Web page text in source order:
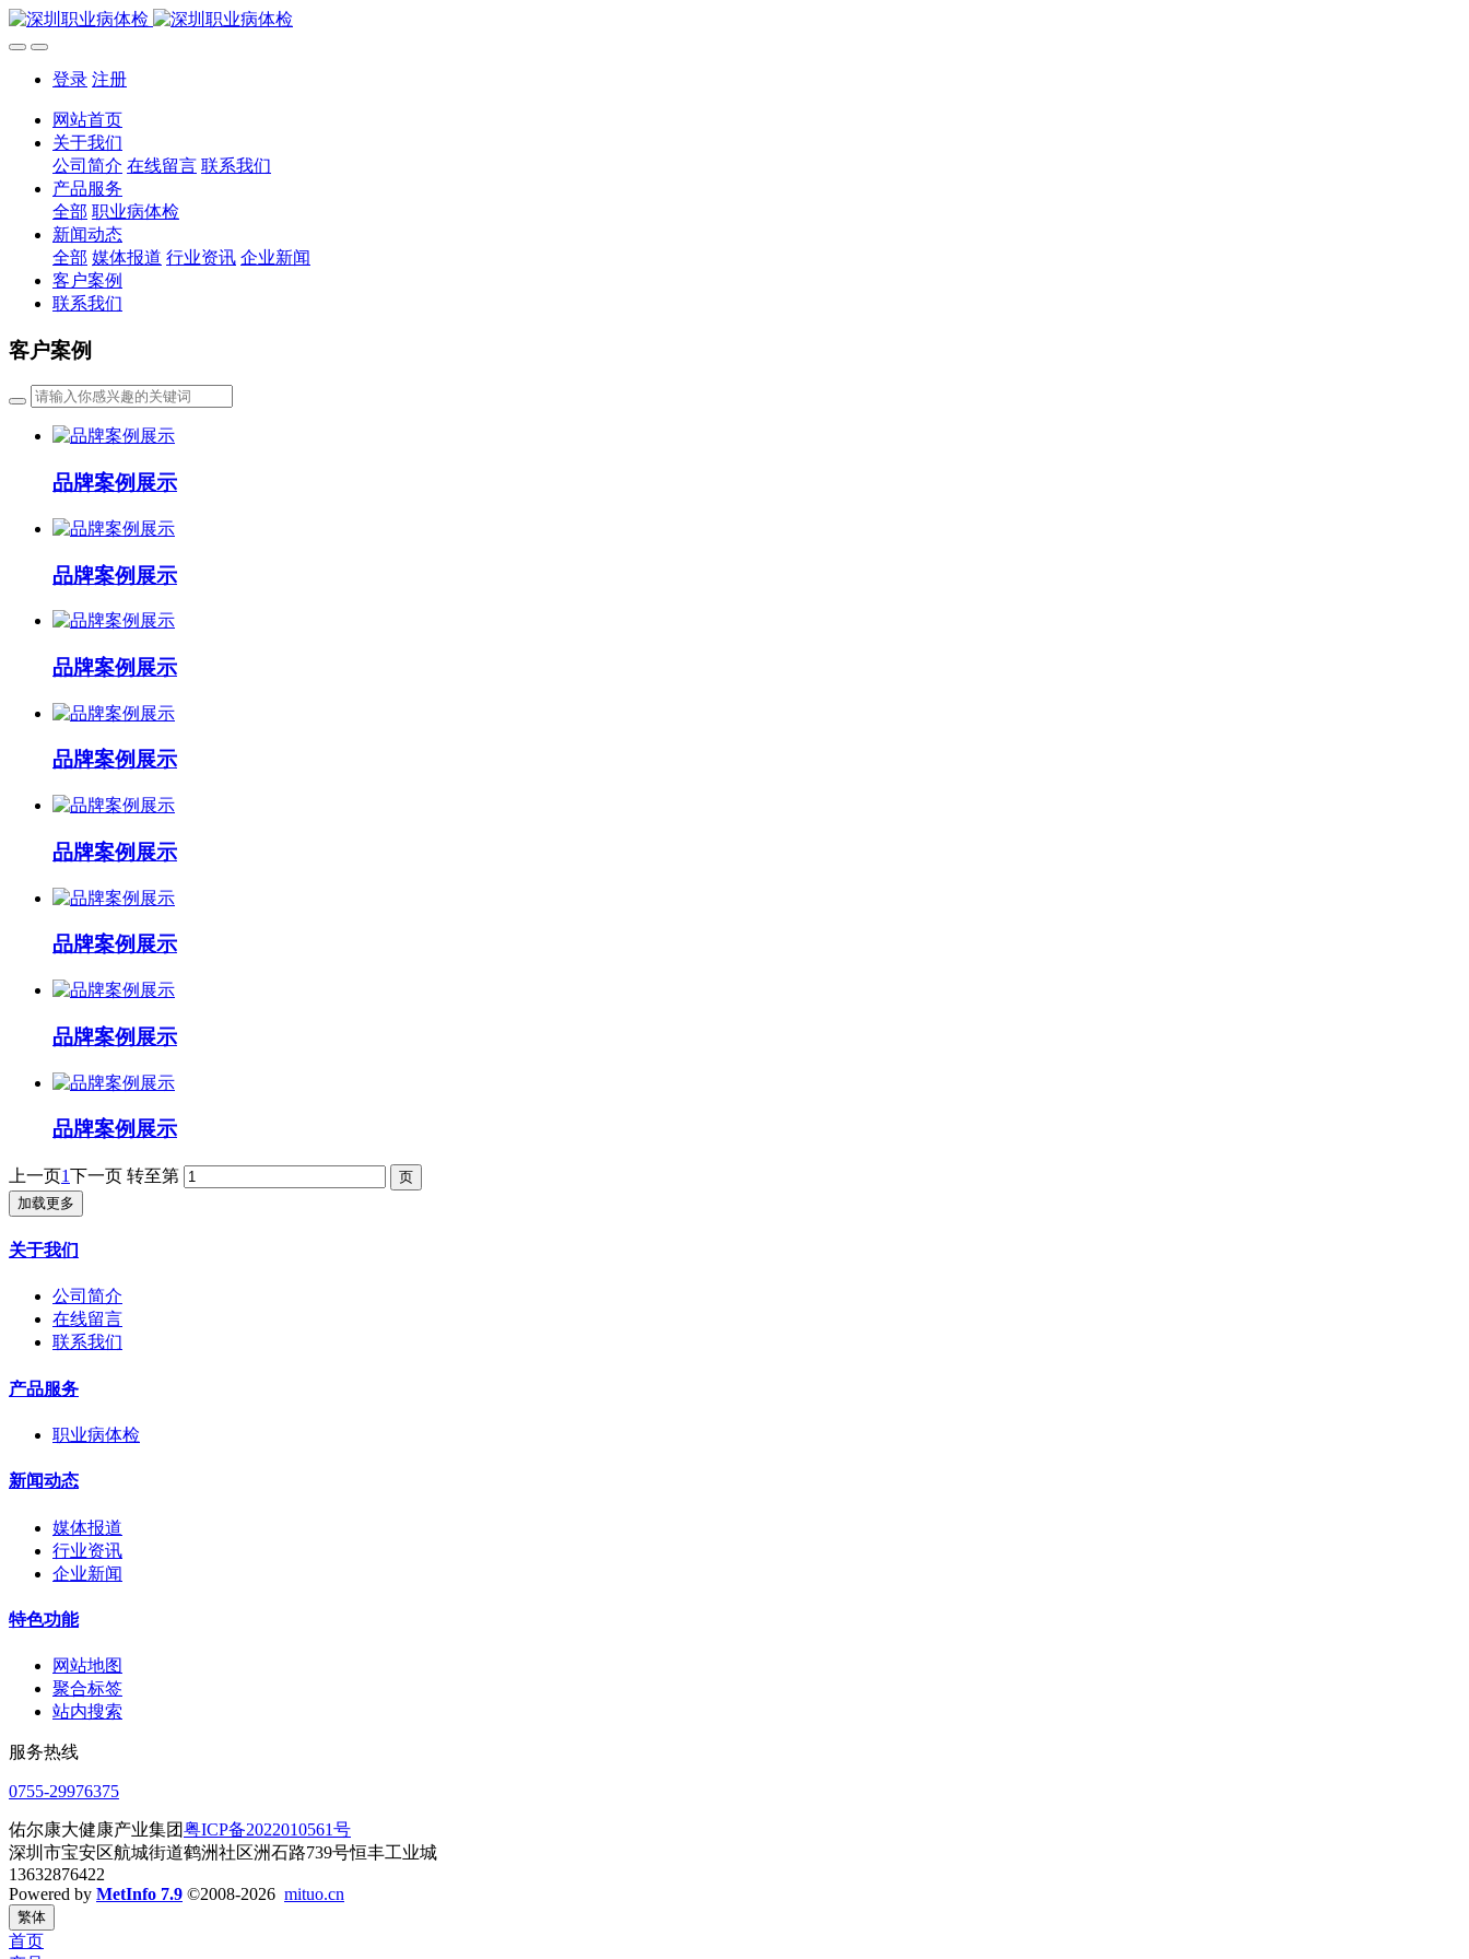
登录 注册
网站首页
关于我们
公司简介 在线留言 联系我们
产品服务
全部 职业病体检
新闻动态
全部 媒体报道 行业资讯 企业新闻
客户案例
联系我们
客户案例
品牌案例展示
品牌案例展示
品牌案例展示
品牌案例展示
品牌案例展示
品牌案例展示
品牌案例展示
品牌案例展示
上一页1下一页 转至第
加载更多
关于我们
公司简介
在线留言
联系我们
产品服务
职业病体检
新闻动态
媒体报道
行业资讯
企业新闻
特色功能
网站地图
聚合标签
站内搜索
服务热线
0755-29976375
佑尔康大健康产业集团粤ICP备2022010561号
深圳市宝安区航城街道鹤洲社区洲石路739号恒丰工业城
13632876422
Powered by MetInfo 7.9 ©2008-2026 mituo.cn
繁体
首页